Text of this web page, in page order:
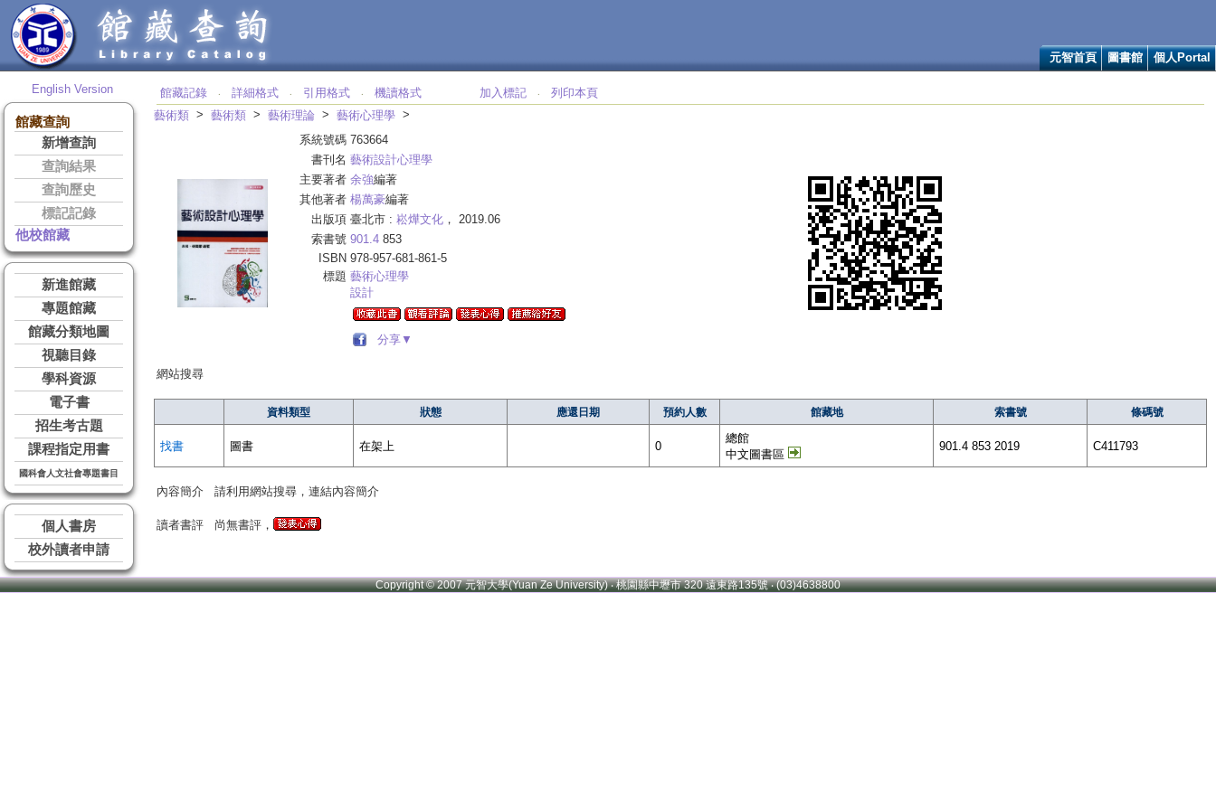
元智首頁 圖書館 個人Portal
English Version
館藏查詢
新增查詢
查詢結果
查詢歷史
標記記錄
他校館藏
新進館藏
專題館藏
館藏分類地圖
視聽目錄
學科資源
電子書
招生考古題
課程指定用書
國科會人文社會專題書目
個人書房
校外讀者申請
館藏記錄 ‧ 詳細格式 ‧ 引用格式 ‧ 機讀格式 加入標記 ‧
列印本頁
藝術類 > 藝術類 > 藝術理論 > 藝術心理學 >
系統號碼 763664
書刊名 藝術設計心理學
主要著者 余強編著
其他著者 楊萬豪編著
出版項 臺北市 : 崧燁文化 ， 2019.06
索書號 901.4 853
ISBN 978-957-681-861-5
標題 藝術心理學
設計
分享▼
網站搜尋
資料類型 狀態 應還日期 預約人數 館藏地 索書號 條碼號
找書 圖書 在架上 0
總館
中文圖書區
901.4 853 2019 C411793
內容簡介 請利用網站搜尋，連結內容簡介
讀者書評 尚無書評，
Copyright © 2007 元智大學(Yuan Ze University) ‧ 桃園縣中壢市 320 遠東路135號 ‧ (03)4638800